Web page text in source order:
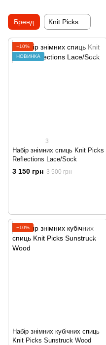
Бренд Knit Picks
−10%
НОВИНКА
3
Набір знімних cпиць Knit Picks
Reflections Lace/Sock
3 150 грн 3 500 грн
−10%
Набір знімних кубічних cпиць
Knit Picks Sunstruck Wood